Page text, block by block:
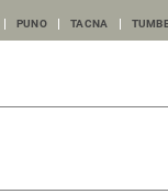
PUNO TACNA